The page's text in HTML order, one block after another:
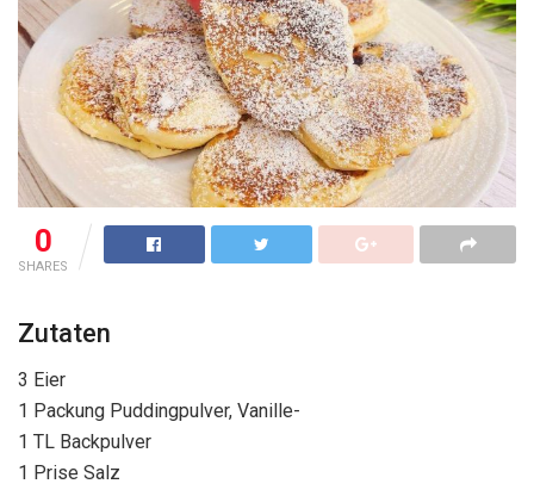
0
SHARES
Zutaten
3 Eier
1 Packung Puddingpulver, Vanille-
1 TL Backpulver
1 Prise Salz